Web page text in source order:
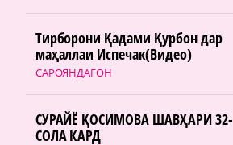
САРОЯНДАГОН
Тирборони Қадами Қурбон дар
маҳаллаи Испечак(Видео)
СУРАЙЁ ҚОСИМОВА ШАВҲАРИ 32-
СОЛА КАРД